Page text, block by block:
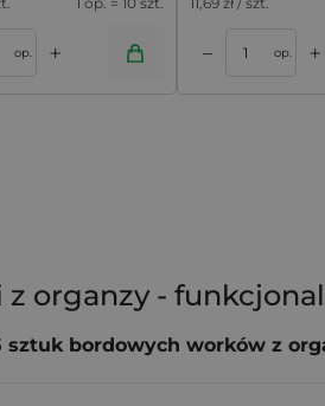
op. + – op. +
Dodaj do koszyka Dodaj
z organzy -
sztuk bordowych worków z